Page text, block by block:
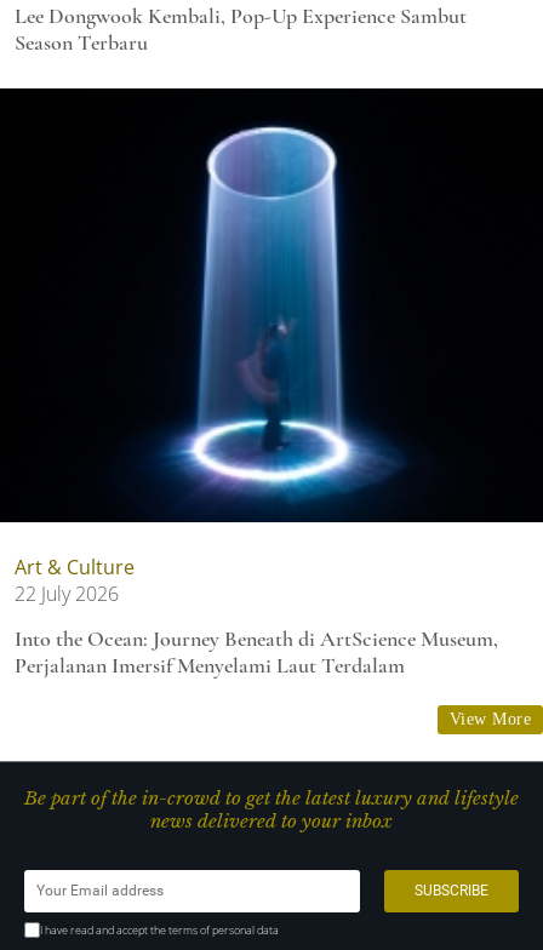
Lee Dongwook Kembali, Pop-Up Experience Sambut
Season Terbaru
Art & Culture
22 July 2026
Into the Ocean: Journey Beneath di ArtScience Museum,
Perjalanan Imersif Menyelami Laut Terdalam
View More
Be part of the in-crowd to get the latest luxury and lifestyle
news delivered to your inbox
I have read and accept the terms of personal data